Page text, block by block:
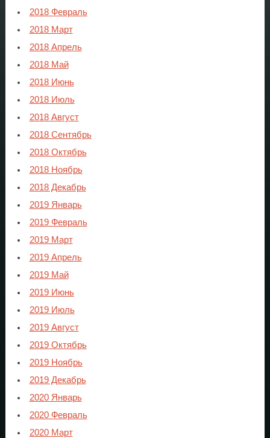
2018 Февраль
2018 Март
2018 Апрель
2018 Май
2018 Июнь
2018 Июль
2018 Август
2018 Сентябрь
2018 Октябрь
2018 Ноябрь
2018 Декабрь
2019 Январь
2019 Февраль
2019 Март
2019 Апрель
2019 Май
2019 Июнь
2019 Июль
2019 Август
2019 Октябрь
2019 Ноябрь
2019 Декабрь
2020 Январь
2020 Февраль
2020 Март